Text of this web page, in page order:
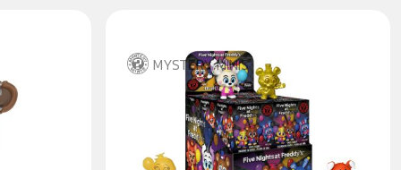
MYSTERY MINIS
FIVE NIGHTS AT FREDDY’S
SECURITY BREACH SÉRIE 2 -
BLINDBOX